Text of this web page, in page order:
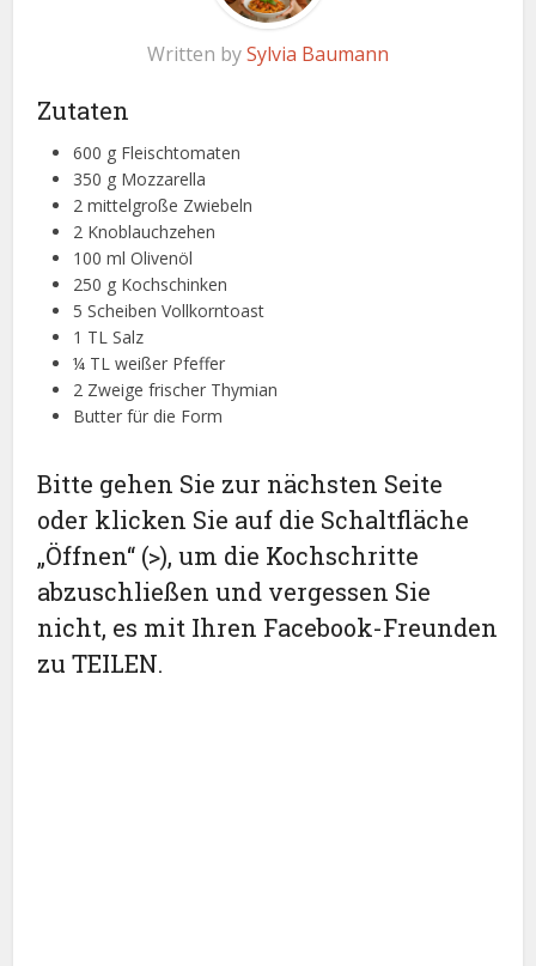
Written bySylvia Baumann
Zutaten
600 g Fleischtomaten
350 g Mozzarella
2 mittelgroße Zwiebeln
2 Knoblauchzehen
100 ml Olivenöl
250 g Kochschinken
5 Scheiben Vollkorntoast
1 TL Salz
¼ TL weißer Pfeffer
2 Zweige frischer Thymian
Butter für die Form
Bitte gehen Sie zur nächsten Seite
oder klicken Sie auf die Schaltfläche
„Öffnen“ (>), um die Kochschritte
abzuschließen und vergessen Sie
nicht, es mit Ihren Facebook-Freunden
zu TEILEN.